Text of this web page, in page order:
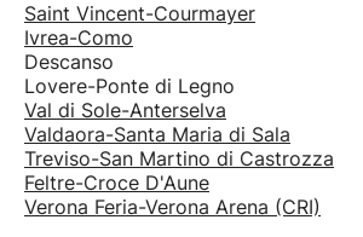
Saint Vincent-Courmayer
Ivrea-Como
Descanso
Lovere-Ponte di Legno
Val di Sole-Anterselva
Valdaora-Santa Maria di Sala
Treviso-San Martino di Castrozza
Feltre-Croce D'Aune
Verona Feria-Verona Arena (CRI)